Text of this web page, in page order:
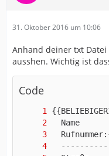
31. Oktober 2016 um 10:06
Anhand deiner txt
ausshen. Wichtig ist
Code